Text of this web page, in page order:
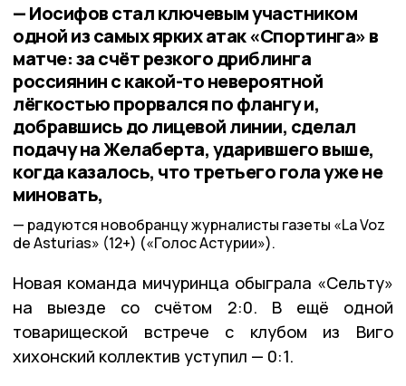
— Иосифов стал ключевым участником
одной из самых ярких атак «Спортинга» в
матче: за счёт резкого дриблинга
россиянин с какой-то невероятной
лёгкостью прорвался по флангу и,
добравшись до лицевой линии, сделал
подачу на Желаберта, ударившего выше,
когда казалось, что третьего гола уже не
миновать,
радуются новобранцу журналисты газеты «La Voz
de Asturias» (12+) («Голос Астурии»).
Новая команда мичуринца обыграла «Сельту»
на выезде со счётом 2:0. В ещё одной
товарищеской встрече с клубом из Виго
хихонский коллектив уступил — 0:1.